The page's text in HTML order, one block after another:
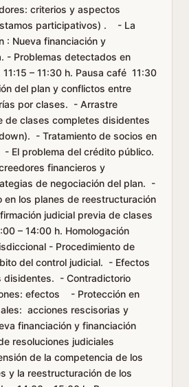
criterios y aspectos
participativos) . - La
: Nueva financiación y
- Problemas detectados en
– 11:30 h. Pausa café 11:30
del plan y conflictos entre
por clases. - Arrastre
de clases completes disidentes
- Tratamiento de socios en
El problema del crédito público.
financieros y
de negociación del plan. -
en los planes de reestructuración
judicial previa de clases
– 14:00 h. Homologación
- Procedimiento de
del control judicial. - Efectos
disidentes. - Contradictorio
efectos - Protección en
acciones rescisorias y
financiación y financiación
resoluciones judiciales
de la competencia de los
y la reestructuración de los